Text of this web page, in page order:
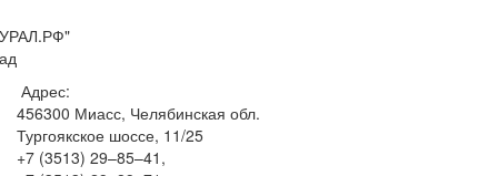
Адрес:
456300 Миасс, Челябинская обл.
Тургоякское шоссе, 11/25
+7 (3513) 29–85–41 ,